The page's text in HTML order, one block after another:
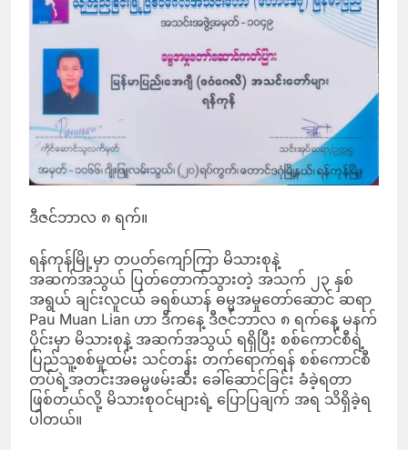
ဒီဇင်ဘာလ ၈ ရက်။
ရန်ကုန်မြို့မှာ တပတ်ကျော်ကြာ မိသားစုနဲ့
အဆက်အသွယ် ပြတ်တောက်သွားတဲ့ အသက် ၂၃ နှစ်
အရွယ် ချင်းလူငယ် ခရစ်ယာန် ဓမ္မအမှုတော်ဆောင် ဆရာ
Pau Muan Lian ဟာ ဒီကနေ့ ဒီဇင်ဘာလ ၈ ရက်နေ့ မနက်
ပိုင်းမှာ မိသားစုနဲ့ အဆက်အသွယ် ရရှိပြီး စစ်ကောင်စီရဲ့
ပြည်သူ့စစ်မှုထမ်း သင်တန်း တက်ရောက်ရန် စစ်ကောင်စီ
တပ်ရဲ့အတင်းအဓမ္မဖမ်းဆီး ခေါ်ဆောင်ခြင်း ခံခဲ့ရတာ
ဖြစ်တယ်လို့ မိသားစုဝင်များရဲ့ ပြောပြချက် အရ သိရှိခဲ့ရ
ပါတယ်။